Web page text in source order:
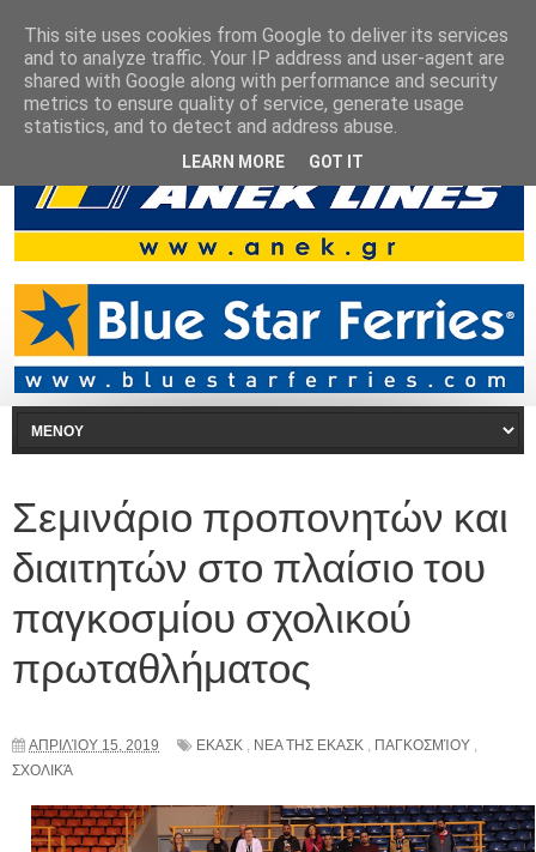
Σεμινάριο προπονητών και
διαιτητών στο πλαίσιο του
παγκοσμίου σχολικού
πρωταθλήματος
ΑΠΡΙΛΊΟΥ 15, 2019 ΕΚΑΣΚ , ΝΕΑ ΤΗΣ ΕΚΑΣΚ , ΠΑΓΚΟΣΜΊΟΥ ,
ΣΧΟΛΙΚΆ
This site uses cookies from Google to deliver its services
and to analyze traffic. Your IP address and user-agent are
shared with Google along with performance and security
metrics to ensure quality of service, generate usage
statistics, and to detect and address abuse.
LEARN MORE GOT IT